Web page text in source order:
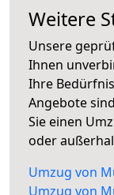
Weitere
Unsere
Ihnen
Ihre
Angebote
Sie einen
oder
Umzug von
Umzug von